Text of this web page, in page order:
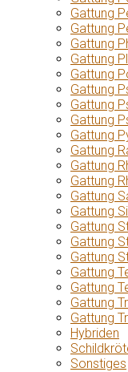
Gattung
Gattung
Gattung
Gattung
Gattung
Gattung
Gattung
Gattung
Gattung
Gattung
Gattung
Gattung
Gattung
Gattung
Gattung
Gattung
Gattung
Gattung
Gattung
Gattung
Gattung
Hybriden
Sonstiges